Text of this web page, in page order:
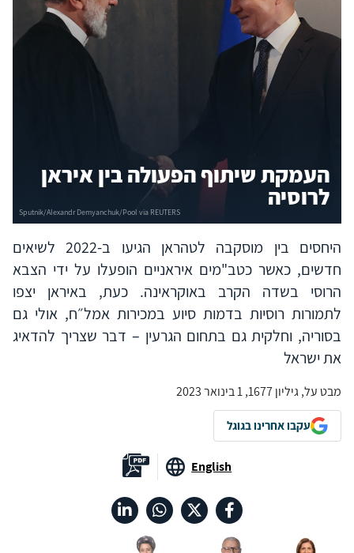
העמקת שיתוף הפעולה בין איראן
לרוסיה
היחסים בין מוסקבה לטהראן הגיעו ב-2022 לשיאים
חדשים, כאשר כטב"מים איראניים הופעלו על ידי הצבא
הרוסי בשדה הקרב באוקראינה. כעת, באיראן יצפו
לתמורות רוסיות בדמות סיוע במכירות אמל״ח, אולי גם
בסוריה, וחלקית גם בתחום הגרעין – דבר שצריך להדאיג
את ישראל
מבט על, גיליון 1677, 1 בינואר 2023
עקבו אחרינו בגוגל
English